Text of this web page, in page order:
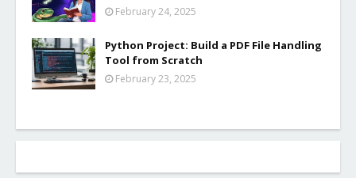
February 24, 2025
Python Project: Build a PDF File Handling
Tool from Scratch
February 23, 2025